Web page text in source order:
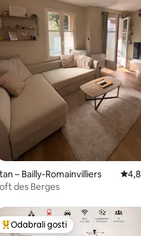
5/5, recenzija: 23
– Bailly-Romainvilliers
des Berges
Među najviše rangiranima s
Odabrali gosti